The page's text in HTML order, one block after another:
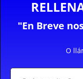
"En Breve
O